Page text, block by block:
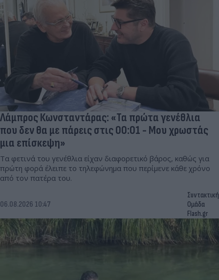
Λάμπρος Κωνσταντάρας: «Τα πρώτα γενέθλια
που δεν θα με πάρεις στις 00:01 - Μου χρωστάς
μια επίσκεψη»
Τα φετινά του γενέθλια είχαν διαφορετικό βάρος, καθώς για
πρώτη φορά έλειπε το τηλεφώνημα που περίμενε κάθε χρόνο
από τον πατέρα του.
06.08.2026 10:47
Συντακτική
Ομάδα
Flash.gr